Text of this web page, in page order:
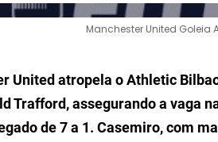
Manchester United Goleia
United atropela o Athletic
Trafford, assegurando a vaga
de 7 a 1. Casemiro, com